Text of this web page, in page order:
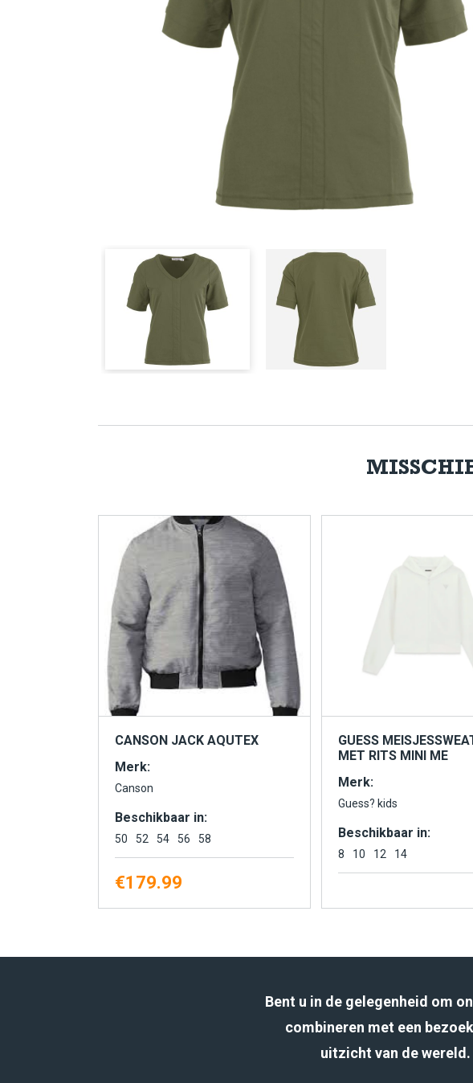
CANSON JACK AQUTEX
Merk:
Canson
Beschikbaar in:
50 52 54 56 58
€179.99
GUESS
MET RITS MINI ME
Merk:
Guess? kids
Beschikbaar in:
8 10 12 14
Bent u in de gelegenheid om
combineren met een
uitzicht van de